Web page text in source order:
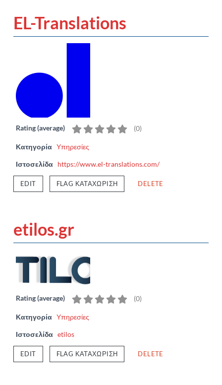
EL-Translations
Rating (average) (0)
Κατηγορία Υπηρεσίες
Ιστοσελίδα https://www.el-translations.com/
EDIT FLAG ΚΑΤΑΧΏΡΙΣΗ DELETE
etilos.gr
Rating (average) (0)
Κατηγορία Υπηρεσίες
Ιστοσελίδα etilos
EDIT FLAG ΚΑΤΑΧΏΡΙΣΗ DELETE